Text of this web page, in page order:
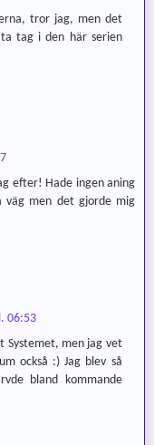
tror jag, men det
tag i den här serien
efter! Hade ingen aning
väg men det gjorde mig
06:53
Systemet, men jag vet
också :) Jag blev så
bland kommande